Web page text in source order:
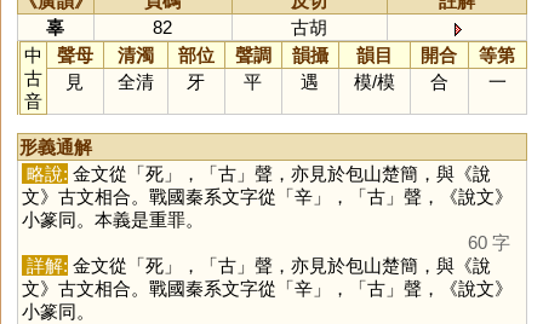
辜
82
古胡
中
古
音
聲母 清濁 部位 聲調 韻攝 韻目 開合
等第
見
全清 牙 平 遇 模/模 合 一
形義通解
略說: 金文從「死」，「古」聲，亦見於包山楚簡，與《說
文》古文相合。戰國秦系文字從「辛」，「古」聲，《說文》
小篆同。本義是重罪。
60 字
詳解: 金文從「死」，「古」聲，亦見於包山楚簡，與《說
文》古文相合。戰國秦系文字從「辛」，「古」聲，《說文》
小篆同。